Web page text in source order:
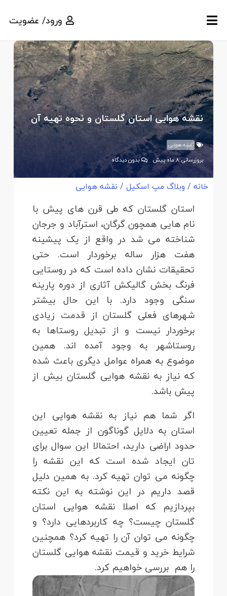
ورود/ عضویت
نقشه هوایی استان گلستان و نحوه تهیه آن
نقشه هوایی
بروزرسانی:8 ماه پیش بدون دیدگاه
خانه / وبلاگ مپ اسکیل / نقشه هوایی
استان گلستان که طی قرن های پیش با
نام ‎هایی همچون گرگان، استرآباد و جرجان
شناخته می شد در واقع از یک پیشینه
هفت هزار ساله برخوردار است. حتی
تحقیقات نشان داده است که در روستایی
فرنگ بخش گالیکش آثاری از دوره پارینه
سنگی وجود دارد. با این حال بیشتر
شهرهای فعلی گلستان از قدمت زیادی
برخوردار نیست و از تبدیل روستاها به
روستاشهر به وجود آمده اند. همین
موضوع به همراه عوامل دیگری باعث شده
که نیاز به نقشه هوایی گلستان بیش از
پیش باشد.
اگر شما هم نیاز به نقشه هوایی این
استان به دلایل گوناگون از جمله تعیین
حدود اراضی دارید، احتمالا این سوال برای
تان ایجاد شده است که این نقشه را
چگونه می توان تهیه کرد. به همین دلیل
قصد داریم در این نوشته به این نکته
بپردازیم که اصلا نقشه هوایی استان
گلستان چیست؟ چه کاربردهایی دارد؟ و
چگونه می توان آن را تهیه کرد؟ همچنین
شرایط خرید و قیمت نقشه هوایی گلستان
را هم بررسی خواهیم کرد.